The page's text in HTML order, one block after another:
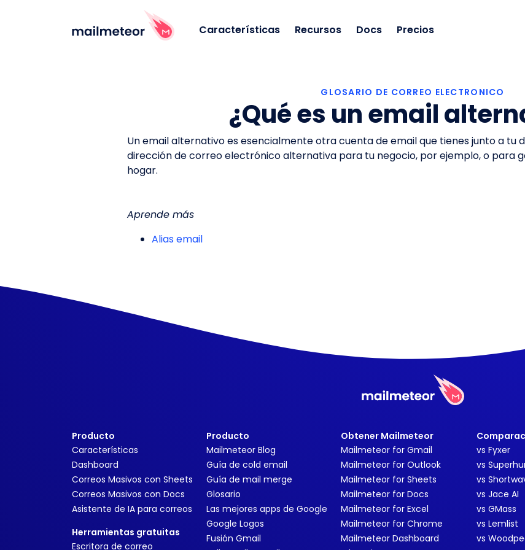
Características Recursos Docs Precios
GLOSARIO DE CORREO ELECTRONICO
¿Qué es un email
Un email alternativo es esencialmente otra cuenta de email que tienes junto a tu
dirección de correo electrónico alternativa para tu negocio, por ejemplo, o para
hogar.
Aprende más
Alias email
Producto
Características
Dashboard
Correos Masivos con Sheets
Correos Masivos con Docs
Asistente de IA para correos
Herramientas gratuitas
Escritora de correo
Producto
Mailmeteor Blog
Guía de cold email
Guía de mail merge
Glosario
Las mejores apps de Google
Google Logos
Fusión Gmail
Obtener Mailmeteor
Mailmeteor for Gmail
Mailmeteor for Outlook
Mailmeteor for Sheets
Mailmeteor for Docs
Mailmeteor for Excel
Mailmeteor for Chrome
Mailmeteor Dashboard
vs Fyxer
vs
vs
vs Jace AI
vs GMass
vs Lemlist
vs